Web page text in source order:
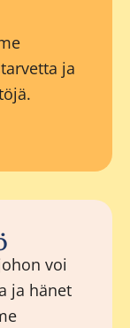
ja
voi
ja hänet